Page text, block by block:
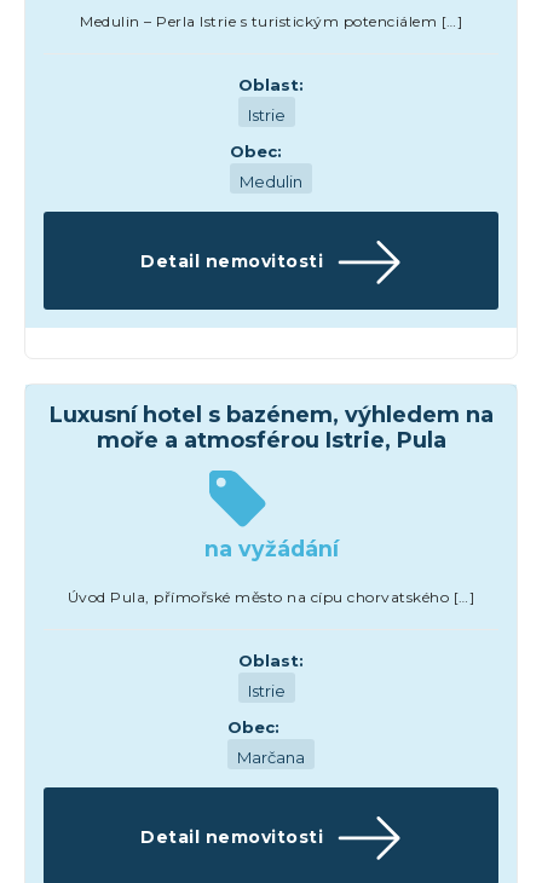
Medulin – Perla Istrie s turistickým potenciálem […]
Oblast:
Istrie
Obec:
Medulin
Detail nemovitosti
Luxusní hotel s bazénem, výhledem na
moře a atmosférou Istrie, Pula
na vyžádání
Úvod Pula, přímořské město na cípu chorvatského […]
Oblast:
Istrie
Obec:
Marčana
Detail nemovitosti